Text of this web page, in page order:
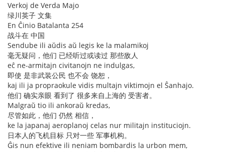
Verkoj de Verda Majo
绿川英子 文集
En Ĉinio Batalanta 254
战斗在 中国
Sendube ili aŭdis aŭ legis ke la malamikoj
毫无疑问，他们 已经听过或读过 那些敌人
eĉ ne-armitajn civitanojn ne indulgas,
即使 是非武装公民 也不会 饶恕，
kaj ili ja propraokule vidis multajn viktimojn el Ŝanhajo.
他们 确实亲眼 看到了 很多来自上海的 受害者。
Malgraŭ tio ili ankoraŭ kredas,
尽管如此，他们 仍然 相信，
ke la japanaj aeroplanoj celas nur militajn instituciojn.
日本人的飞机目标 只对一些 军事机构。
Ĝis nun efektive ili neniam bombardis la urbon mem,